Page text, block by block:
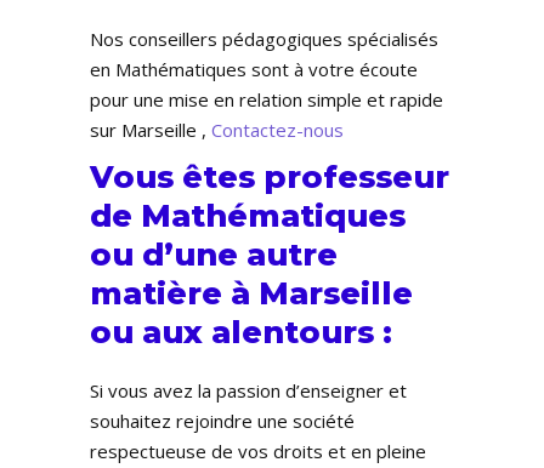
Nos conseillers pédagogiques spécialisés
en Mathématiques sont à votre écoute
pour une mise en relation simple et rapide
sur Marseille , Contactez-nous
Vous êtes professeur
de Mathématiques
ou d’une autre
matière à Marseille
ou aux alentours :
Si vous avez la passion d’enseigner et
souhaitez rejoindre une société
respectueuse de vos droits et en pleine